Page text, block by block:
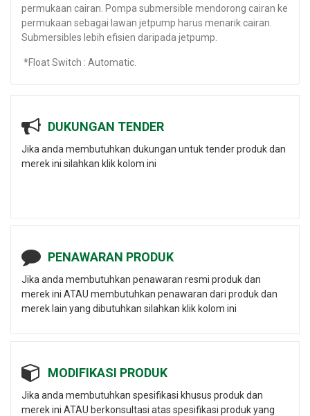
permukaan cairan. Pompa submersible mendorong cairan ke
permukaan sebagai lawan jetpump harus menarik cairan.
Submersibles lebih efisien daripada jetpump.
*Float Switch : Automatic.
DUKUNGAN TENDER
Jika anda membutuhkan dukungan untuk tender produk dan
merek ini silahkan klik kolom ini
PENAWARAN PRODUK
Jika anda membutuhkan penawaran resmi produk dan
merek ini ATAU membutuhkan penawaran dari produk dan
merek lain yang dibutuhkan silahkan klik kolom ini
MODIFIKASI PRODUK
Jika anda membutuhkan spesifikasi khusus produk dan
merek ini ATAU berkonsultasi atas spesifikasi produk yang